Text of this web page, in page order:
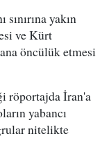
yakın
ve Kürt
öncülük etmesi
röportajda İran'a
yabancı
nitelikte